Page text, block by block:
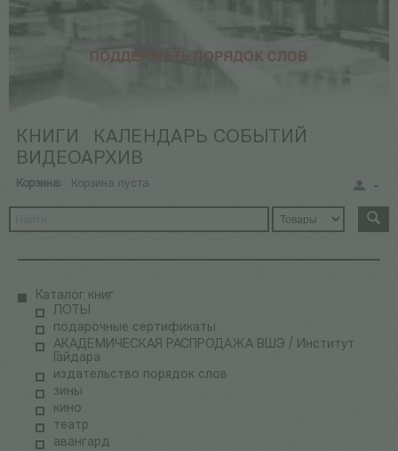
КНИГИ
КАЛЕНДАРЬ СОБЫТИЙ
ВИДЕОАРХИВ
Корзина: Корзина пуста
Каталог книг
ЛОТЫ
подарочные сертификаты
АКАДЕМИЧЕСКАЯ РАСПРОДАЖА ВШЭ / Институт
Гайдара
издательство порядок слов
зины
кино
театр
авангард